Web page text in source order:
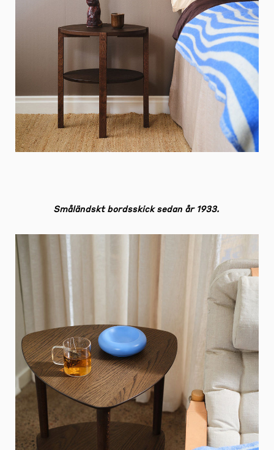
Småländskt bordsskick sedan år 1933.